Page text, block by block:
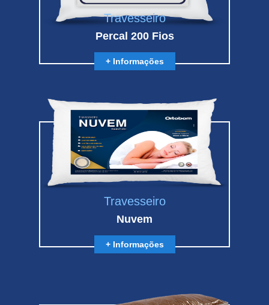
Travesseiro
Percal 200 Fios
+ Informações
Travesseiro
Nuvem
+ Informações